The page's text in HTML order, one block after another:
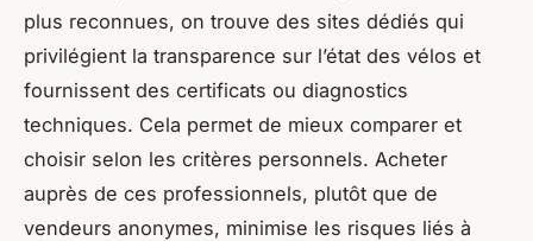
plus reconnues, on trouve des sites dédiés qui
privilégient la transparence sur l’état des vélos et
fournissent des certificats ou diagnostics
techniques. Cela permet de mieux comparer et
choisir selon les critères personnels. Acheter
auprès de ces professionnels, plutôt que de
vendeurs anonymes, minimise les risques liés à